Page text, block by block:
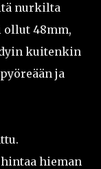
nurkilta
48mm,
kuitenkin
ja
hieman